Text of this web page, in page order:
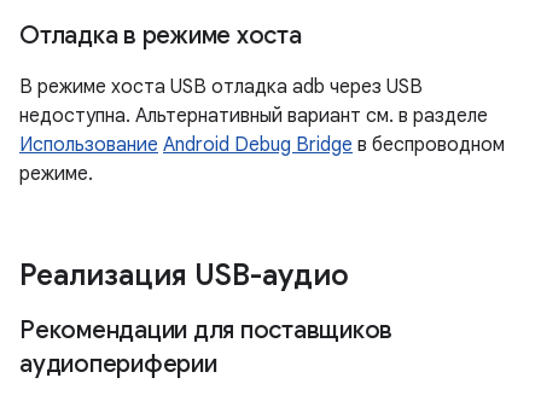
Отладка в режиме хоста
В режиме хоста USB отладка adb через USB
недоступна. Альтернативный вариант см. в разделе
Использование Android Debug Bridge в беспроводном
режиме.
Реализация USB-аудио
Рекомендации для поставщиков
аудиопериферии